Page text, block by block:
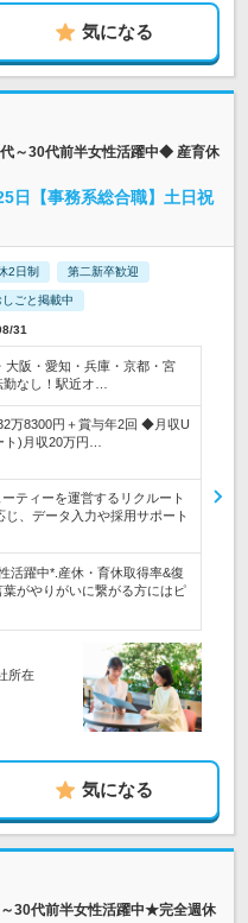
気になる
～30代前半女性活躍中◆ 産育休
日【事務系総合職】土日祝
2日制 第二新卒歓迎
ごと掲載中
31
大阪・愛知・兵庫・京都・宮
なし！駅近オ…
万8300円＋賞与年2回 ◆月収U
ト)月収20万円…
ティーを運営するリクルート
、データ入力や採用サポート
活躍中*.産休・育休取得率&復
がやりがいに繋がる方にはピ
所在
気になる
30代前半女性活躍中★完全週休